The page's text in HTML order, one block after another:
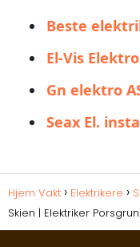
Beste
El-Vis
Gn elektro
Seax El.
Hjem Vakt Elektrikere
Skien | Elektriker